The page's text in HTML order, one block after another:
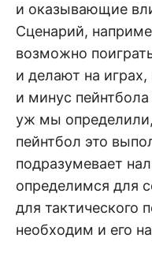
и оказывающие
Сценарий,
возможно
и делают на
и минус
уж мы определили,
пейнтбол это
подразумевает
определимся для
для тактического
необходим и его